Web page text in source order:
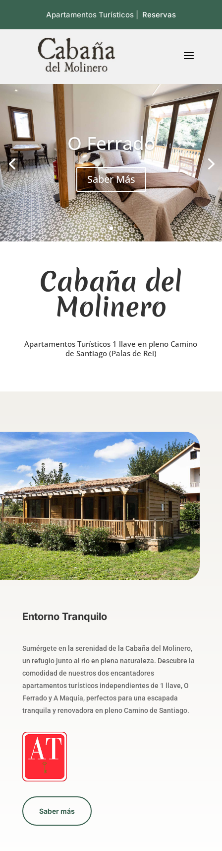
Apartamentos Turísticos | Reservas
O Ferrado
Saber Más
Cabaña del
Molinero
Apartamentos Turísticos 1 llave en pleno Camino
de Santiago (Palas de Rei)
Entorno Tranquilo
Sumérgete en la serenidad de la Cabaña del Molinero,
un refugio junto al río en plena naturaleza. Descubre la
comodidad de nuestros dos encantadores
apartamentos turísticos independientes de 1 llave, O
Ferrado y A Maquía, perfectos para una escapada
tranquila y renovadora en pleno Camino de Santiago.
Saber más